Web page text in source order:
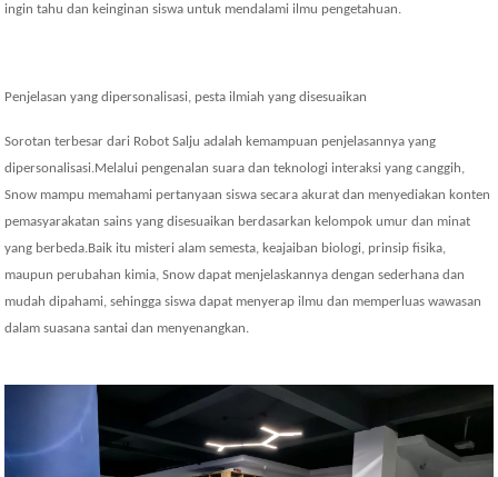
ingin tahu dan keinginan siswa untuk mendalami ilmu pengetahuan.
Penjelasan yang dipersonalisasi, pesta ilmiah yang disesuaikan
Sorotan terbesar dari Robot Salju adalah kemampuan penjelasannya yang
dipersonalisasi.Melalui pengenalan suara dan teknologi interaksi yang canggih,
Snow mampu memahami pertanyaan siswa secara akurat dan menyediakan konten
pemasyarakatan sains yang disesuaikan berdasarkan kelompok umur dan minat
yang berbeda.Baik itu misteri alam semesta, keajaiban biologi, prinsip fisika,
maupun perubahan kimia, Snow dapat menjelaskannya dengan sederhana dan
mudah dipahami, sehingga siswa dapat menyerap ilmu dan memperluas wawasan
dalam suasana santai dan menyenangkan.